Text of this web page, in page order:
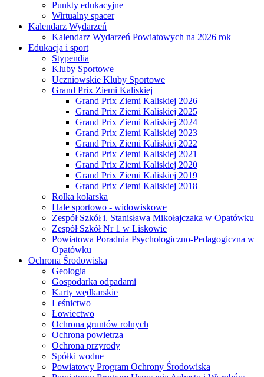
Punkty edukacyjne
Wirtualny spacer
Kalendarz Wydarzeń
Kalendarz Wydarzeń Powiatowych na 2026 rok
Edukacja i sport
Stypendia
Kluby Sportowe
Uczniowskie Kluby Sportowe
Grand Prix Ziemi Kaliskiej
Grand Prix Ziemi Kaliskiej 2026
Grand Prix Ziemi Kaliskiej 2025
Grand Prix Ziemi Kaliskiej 2024
Grand Prix Ziemi Kaliskiej 2023
Grand Prix Ziemi Kaliskiej 2022
Grand Prix Ziemi Kaliskiej 2021
Grand Prix Ziemi Kaliskiej 2020
Grand Prix Ziemi Kaliskiej 2019
Grand Prix Ziemi Kaliskiej 2018
Rolka kolarska
Hale sportowo - widowiskowe
Zespół Szkół i. Stanisława Mikołajczaka w Opatówku
Zespół Szkół Nr 1 w Liskowie
Powiatowa Poradnia Psychologiczno-Pedagogiczna w
Opatówku
Ochrona Środowiska
Geologia
Gospodarka odpadami
Karty wędkarskie
Leśnictwo
Łowiectwo
Ochrona gruntów rolnych
Ochrona powietrza
Ochrona przyrody
Spółki wodne
Powiatowy Program Ochrony Środowiska